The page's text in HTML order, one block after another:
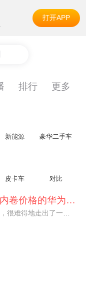
打开APP
排行 更多
新能源 豪华二手车
皮卡车 对比
不要伤了余承东的心！不内卷价格的华为，弥足珍贵！